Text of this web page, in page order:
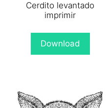
Cerdito levantado
imprimir
Download